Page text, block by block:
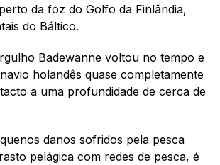
da foz do Golfo da Finlândia,
do Báltico.
Badewanne voltou no tempo e
holandês quase completamente
a uma profundidade de cerca de
danos sofridos pela pesca
pelágica com redes de pesca, é